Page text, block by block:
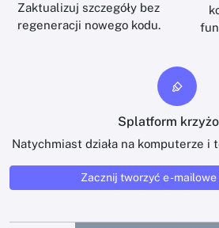
Zaktualizuj szczegóły bez
regeneracji nowego kodu.
Splatform
Natychmiast działa na komputerze i
Zacznij tworzyć e -mailowe